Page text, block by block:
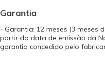
Garantia
- Garantia: 12 meses (3 meses
partir da data de emissão da
garantia concedido pelo